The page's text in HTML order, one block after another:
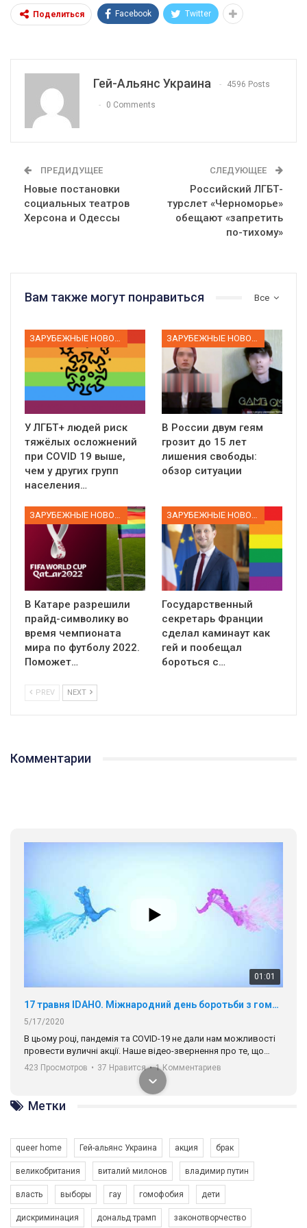
Поделиться Facebook Twitter
Гей-Альянс Украина 4596 Posts
0 Comments
ПРЕДИДУЩЕЕ
Новые постановки
социальных театров
Херсона и Одессы
СЛЕДУЮЩЕЕ
Российский ЛГБТ-
турслет «Черноморье»
обещают «запретить
по-тихому»
Все
Вам также могут понравиться
У ЛГБТ+ людей риск
тяжёлых осложнений
при COVID 19 выше,
чем у других групп
населения…
В России двум геям
грозит до 15 лет
лишения свободы:
обзор ситуации
ЗАРУБЕЖНЫЕ НОВОСТИ
В Катаре разрешили
прайд-символику во
время чемпионата
мира по футболу 2022.
Поможет…
ЗАРУБЕЖНЫЕ НОВОСТИ
Государственный
секретарь Франции
сделал каминаут как
гей и пообещал
бороться с…
PREV NEXT
Комментарии
01:01
17 травня IDAHO. Міжнародний день боротьби з гомофобією трансфобією і біфобія.
5/17/2020
В цьому році, пандемія та COVІD-19 не дали нам можливості
провести вуличні акції. Наше відео-звернення про те, що
навіть коли ми у різних містах та не можемо зустрінеться, ми
разом. Ми закликаємо всіх хто поділяє цінності рівності та
солідарності, приєднатися до нас. Регіональні підрозділи
ГАУ є в 16 областях України.
Разом наш голос лунає гучніше!
423 Просмотров • 37 Нравится • 1 Комментариев
Метки
queer home Гей-альянс Украина акция брак
великобритания виталий милонов владимир путин
власть выборы гау гомофобия дети
дискриминация дональд трамп законотворчество